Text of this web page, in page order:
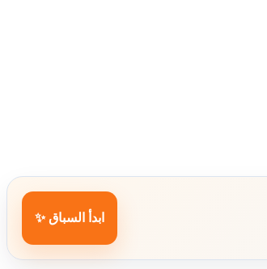
ابدأ السباق ✨